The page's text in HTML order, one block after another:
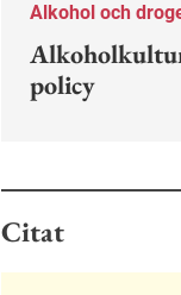
Alkohol och
policy
Citat